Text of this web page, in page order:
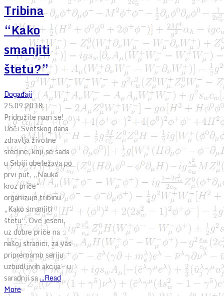
Tribina
“Kako
smanjiti
štetu?”
Događaji
25.09.2018.
Pridružite nam se!
Uoči Svetskog dana
zdravlja životne
sredine, koji se sada
u Srbiji obeležava po
prvi put, „Nauka
kroz priče“
organizuje tribinu
„Kako smanjiti
štetu“. Ove jeseni,
uz dobre priče na
našoj stranici, za vas
pripremamo seriju
uzbudljivih akcija – u
saradnji sa...Read
More